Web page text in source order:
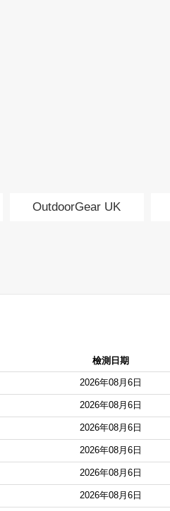
OutdoorGear UK
檢測日期
2026年08月6日
2026年08月6日
2026年08月6日
2026年08月6日
2026年08月6日
2026年08月6日